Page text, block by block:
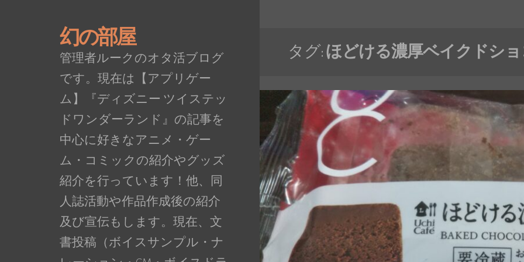
幻の部屋
管理者ルークのオタ活ブログ
です。現在は【アプリゲー
ム】『ディズニー ツイステッ
ドワンダーランド』の記事を
中心に好きなアニメ・ゲー
ム・コミックの紹介やグッズ
紹介を行っています！他、同
人誌活動や作品作成後の紹介
及び宣伝もします。現在、文
書投稿（ボイスサンプル・ナ
タグ: ほどける濃厚ベイクドシ